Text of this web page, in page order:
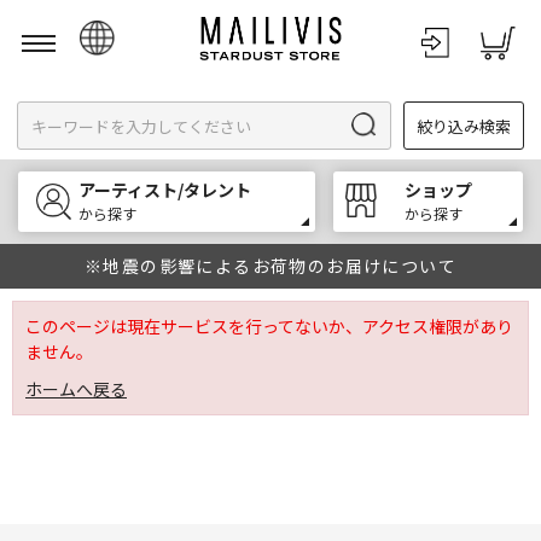
English
한국어
中文
絞り込み検索
アーティスト/タレント
から探す
ショップ
から探す
※地震の影響によるお荷物のお届けについて
このページは現在サービスを行ってないか、アクセス権限があり
ません。
ホームへ戻る